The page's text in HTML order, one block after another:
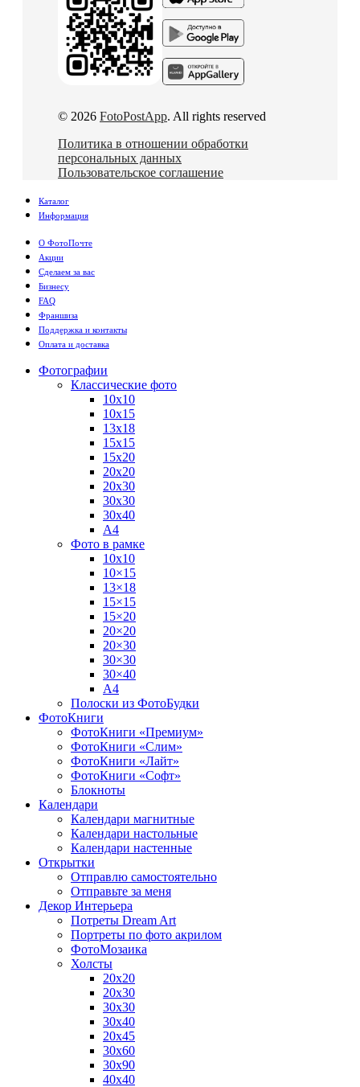
© 2026 FotoPostApp. All rights reserved
Политика в отношении обработки
персональных данных
Пользовательское соглашение
Каталог
Информация
О ФотоПочте
Акции
Сделаем за вас
Бизнесу
FAQ
Франшиза
Поддержка и контакты
Оплата и доставка
Фотографии
Классические фото
10х10
10х15
13х18
15х15
15х20
20х20
20х30
30х30
30х40
А4
Фото в рамке
10х10
10×15
13×18
15×15
15×20
20×20
20×30
30×30
30×40
A4
Полоски из ФотоБудки
ФотоКниги
ФотоКниги «Премиум»
ФотоКниги «Слим»
ФотоКниги «Лайт»
ФотоКниги «Софт»
Блокноты
Календари
Календари магнитные
Календари настольные
Календари настенные
Открытки
Отправлю самостоятельно
Отправьте за меня
Декор Интерьера
Потреты Dream Art
Портреты по фото акрилом
ФотоМозаика
Холсты
20х20
20х30
30х30
30х40
20х45
30х60
30х90
40х40